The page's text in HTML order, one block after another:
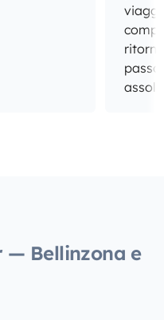
passo
persone è
— Bellinzona e